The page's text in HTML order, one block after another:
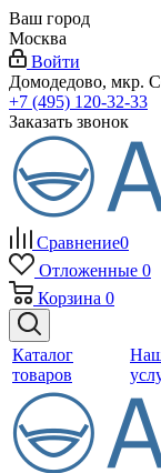
Ваш город
Москва
Войти
Домодедово, мкр.
+7 (495) 120-32-33
Заказать звонок
Сравнение0
Отложенные 0
Корзина 0
Каталог
товаров